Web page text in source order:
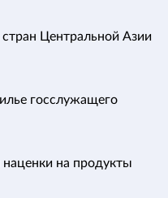
Центральной Азии
госслужащего
на продукты